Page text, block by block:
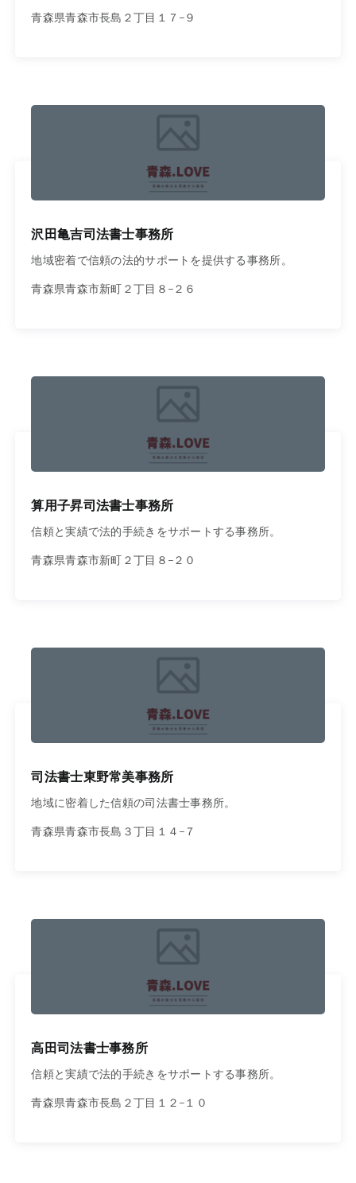
青森県青森市長島２丁目１７−９
沢田亀吉司法書士事務所
地域密着で信頼の法的サポートを提供する事務所。
青森県青森市新町２丁目８−２６
算用子昇司法書士事務所
信頼と実績で法的手続きをサポートする事務所。
青森県青森市新町２丁目８−２０
司法書士東野常美事務所
地域に密着した信頼の司法書士事務所。
青森県青森市長島３丁目１４−７
高田司法書士事務所
信頼と実績で法的手続きをサポートする事務所。
青森県青森市長島２丁目１２−１０